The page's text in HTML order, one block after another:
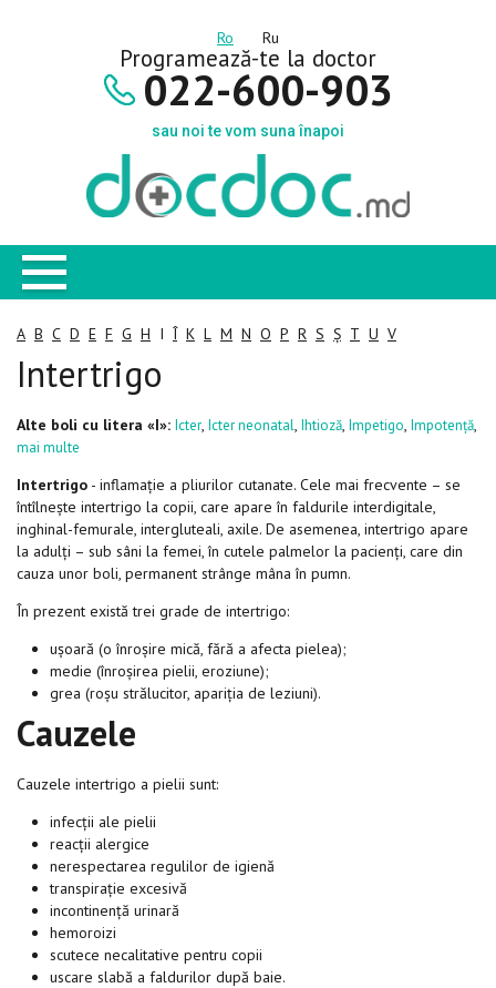
Ro Ru
Programează-te la doctor
022-600-903
sau noi te vom suna înapoi
A B C D E F G H I Î K L M N O P R S Ș T U V
Intertrigo
Alte boli cu litera «I»: Icter, Icter neonatal, Ihtioză, Impetigo, Impotență,
mai multe
Intertrigo - inflamație a pliurilor cutanate. Cele mai frecvente – se
întîlnește intertrigo la copii, care apare în faldurile interdigitale,
inghinal-femurale, intergluteali, axile. De asemenea, intertrigo apare
la adulți – sub sâni la femei, în cutele palmelor la pacienți, care din
cauza unor boli, permanent strânge mâna în pumn.
În prezent există trei grade de intertrigo:
ușoară (o înroșire mică, fără a afecta pielea);
medie (înroșirea pielii, eroziune);
grea (roșu strălucitor, apariția de leziuni).
Cauzele
Cauzele intertrigo a pielii sunt:
infecții ale pielii
reacții alergice
nerespectarea regulilor de igienă
transpirație excesivă
incontinență urinară
hemoroizi
scutece necalitative pentru copii
uscare slabă a faldurilor după baie.